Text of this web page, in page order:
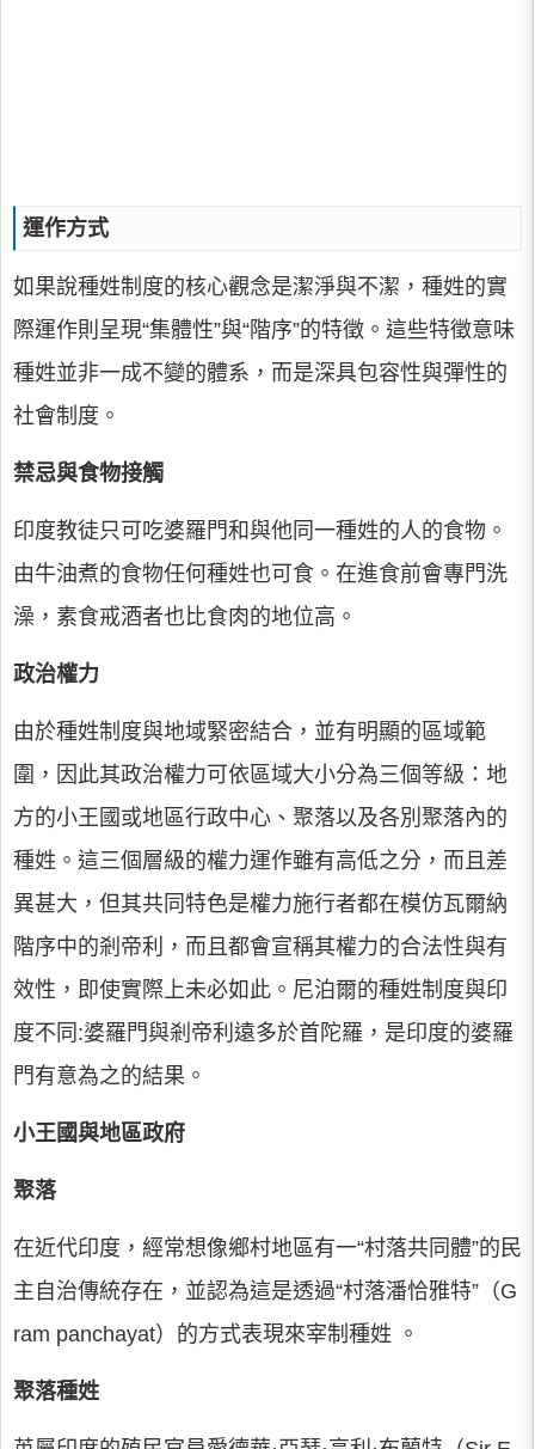
運作方式
如果說種姓制度的核心觀念是潔淨與不潔，種姓的實
際運作則呈現“集體性”與“階序”的特徵。這些特徵意味
種姓並非一成不變的體系，而是深具包容性與彈性的
社會制度。
禁忌與食物接觸
印度教徒只可吃婆羅門和與他同一種姓的人的食物。
由牛油煮的食物任何種姓也可食。在進食前會專門洗
澡，素食戒酒者也比食肉的地位高。
政治權力
由於種姓制度與地域緊密結合，並有明顯的區域範
圍，因此其政治權力可依區域大小分為三個等級：地
方的小王國或地區行政中心、聚落以及各別聚落內的
種姓。這三個層級的權力運作雖有高低之分，而且差
異甚大，但其共同特色是權力施行者都在模仿瓦爾納
階序中的剎帝利，而且都會宣稱其權力的合法性與有
效性，即使實際上未必如此。尼泊爾的種姓制度與印
度不同:婆羅門與剎帝利遠多於首陀羅，是印度的婆羅
門有意為之的結果。
小王國與地區政府
聚落
在近代印度，經常想像鄉村地區有一“村落共同體”的民
主自治傳統存在，並認為這是透過“村落潘恰雅特”（G
ram panchayat）的方式表現來宰制種姓 。
聚落種姓